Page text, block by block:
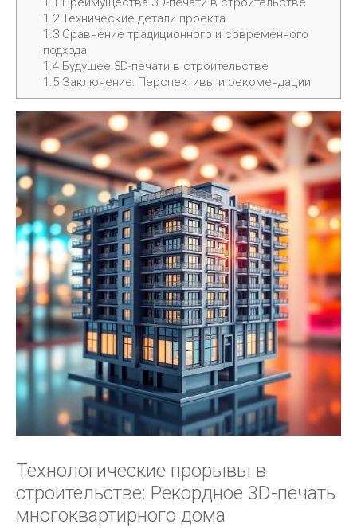
1.2Технические детали проекта
1.3Сравнение традиционного и современного
подхода
1.4Будущее 3D-печати в строительстве
1.5Заключение: Перспективы и рекомендации
Технологические прорывы в
строительстве: Рекордное 3D-печать
многоквартирного дома